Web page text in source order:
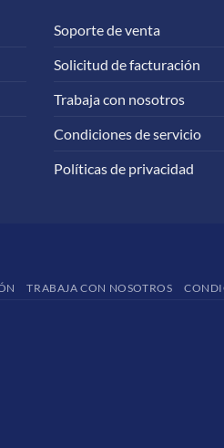
Soporte de venta
Solicitud de facturación
Trabaja con nosotros
Condiciones de servicio
Políticas de privacidad
TRABAJA CON NOSOTROS